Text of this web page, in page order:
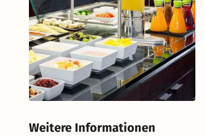
Weitere Informationen